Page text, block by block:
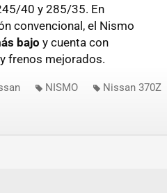
40 y 285/35. En
convencional, el Nismo
bajo y cuenta con
frenos mejorados.
NISMO Nissan 370Z